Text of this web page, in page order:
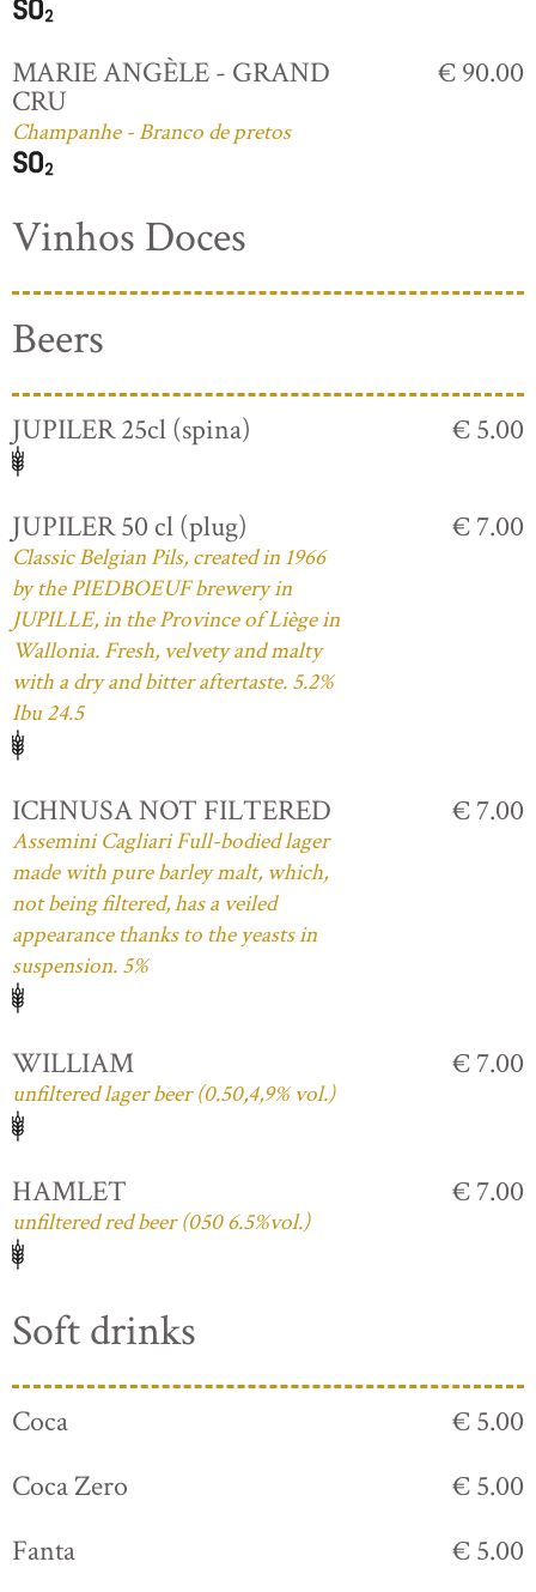
MARIE ANGÈLE - GRAND
CRU
Champanhe - Branco de pretos
€ 90.00
Vinhos Doces
Beers
JUPILER 25cl (spina) € 5.00
JUPILER 50 cl (plug)
Classic Belgian Pils, created in 1966
by the PIEDBOEUF brewery in
JUPILLE, in the Province of Liège in
Wallonia. Fresh, velvety and malty
with a dry and bitter aftertaste. 5.2%
Ibu 24.5
€ 7.00
ICHNUSA NOT FILTERED
Assemini Cagliari Full-bodied lager
made with pure barley malt, which,
not being filtered, has a veiled
appearance thanks to the yeasts in
suspension. 5%
€ 7.00
WILLIAM
unfiltered lager beer (0.50,4,9% vol.)
€ 7.00
HAMLET
unfiltered red beer (050 6.5%vol.)
€ 7.00
Soft drinks
Coca
€ 5.00
Coca Zero
€ 5.00
Fanta
€ 5.00